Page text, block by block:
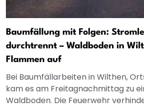
Baumfällung mit Folgen:
durchtrennt – Waldboden in
Flammen auf
Bei Baumfällarbeiten in Wilthen,
kam es am Freitagnachmittag zu
Waldboden. Die Feuerwehr